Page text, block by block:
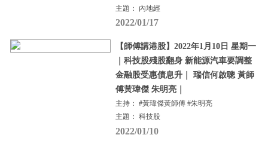
主題： 內地經
2022/01/17
【師傅講港股】2022年1月10日 星期一
｜科技股殘股翻身 新能源汽車要調整
金融股受惠債息升｜ 瑞信何啟聰 黃師
傅黃瑋傑 朱明亮｜
主持： #黃瑋傑黃師傅 #朱明亮
主題： 科技股
2022/01/10